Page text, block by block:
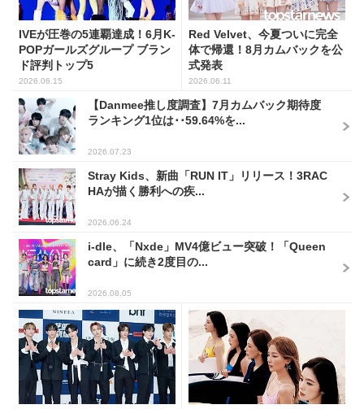
IVEが圧巻の5連覇達成！6月K-
POPガールズグループ ブラン
ド評判トップ5
2026.06.15
Red Velvet、今夏ついに完全
体で帰還！8月カムバックを公
式発表
2026.06.11
【Danmee推し度調査】7月カムバック期待度
ランキング1位は･･59.64%を...
2026.07.23
Stray Kids、新曲「RUN IT」リリース！3RAC
HAが描く勝利への疾...
2026.06.24
i-dle、「Nxde」MV4億ビュー突破！「Queen
card」に続き2度目の...
2026.08.05